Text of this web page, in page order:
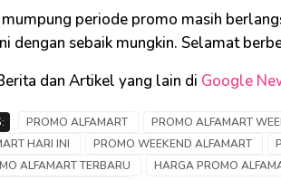
mumpung periode promo masih
dengan sebaik mungkin. Selamat
dan Artikel yang lain di Google
PROMO ALFAMART PROMO ALFAMART
HARI INI
PROMO WEEKEND ALFAMART
ALFAMART TERBARU
HARGA PROMO